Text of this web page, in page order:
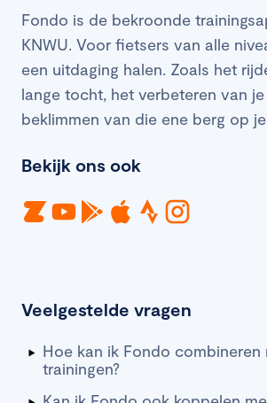
Fondo is de bekroonde
KNWU. Voor fietsers van alle
een uitdaging halen. Zoals het
lange tocht, het verbeteren van
beklimmen van die ene berg op
Bekijk ons ook
Veelgestelde vragen
Hoe kan ik Fondo combineren
trainingen?